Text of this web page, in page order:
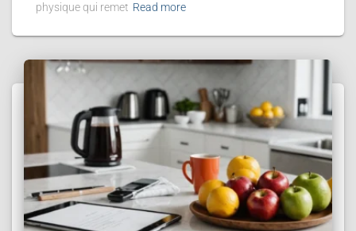
physique qui remet Read more